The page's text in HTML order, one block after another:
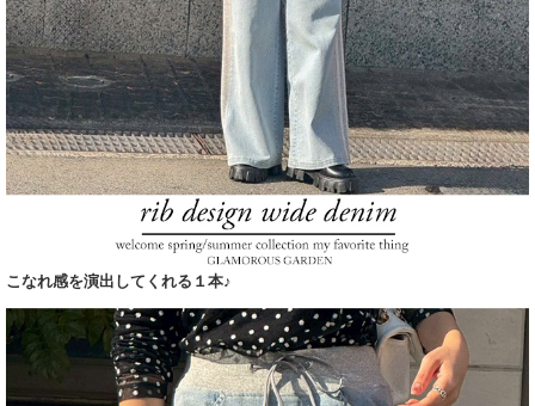
こなれ感を演出してくれる１本♪